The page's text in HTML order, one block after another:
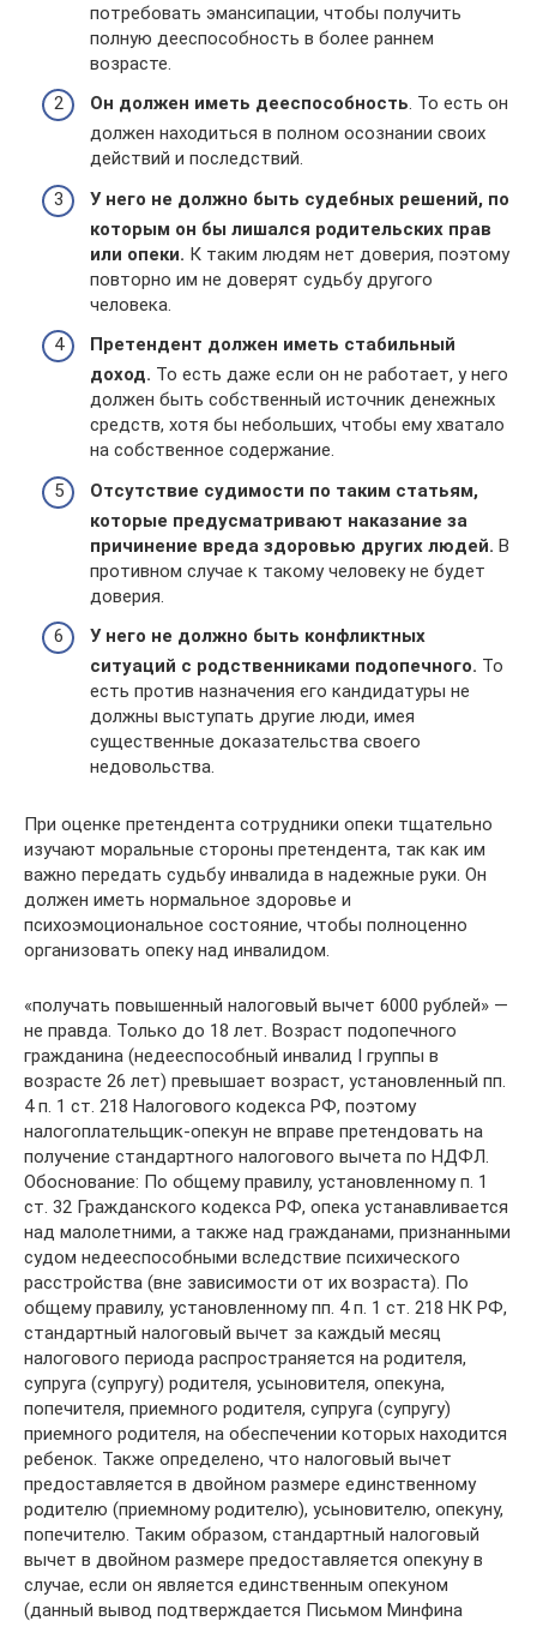
потребовать эмансипации, чтобы получить
полную дееспособность в более раннем
возрасте.
Он должен иметь дееспособность. То есть он
должен находиться в полном осознании своих
действий и последствий.
У него не должно быть судебных решений, по
которым он бы лишался родительских прав
или опеки. К таким людям нет доверия, поэтому
повторно им не доверят судьбу другого
человека.
Претендент должен иметь стабильный
доход. То есть даже если он не работает, у него
должен быть собственный источник денежных
средств, хотя бы небольших, чтобы ему хватало
на собственное содержание.
Отсутствие судимости по таким статьям,
которые предусматривают наказание за
причинение вреда здоровью других людей. В
противном случае к такому человеку не будет
доверия.
У него не должно быть конфликтных
ситуаций с родственниками подопечного. То
есть против назначения его кандидатуры не
должны выступать другие люди, имея
существенные доказательства своего
недовольства.
При оценке претендента сотрудники опеки тщательно
изучают моральные стороны претендента, так как им
важно передать судьбу инвалида в надежные руки. Он
должен иметь нормальное здоровье и
психоэмоциональное состояние, чтобы полноценно
организовать опеку над инвалидом.
«получать повышенный налоговый вычет 6000 рублей» —
не правда. Только до 18 лет. Возраст подопечного
гражданина (недееспособный инвалид I группы в
возрасте 26 лет) превышает возраст, установленный пп.
4 п. 1 ст. 218 Налогового кодекса РФ, поэтому
налогоплательщик-опекун не вправе претендовать на
получение стандартного налогового вычета по НДФЛ.
Обоснование: По общему правилу, установленному п. 1
ст. 32 Гражданского кодекса РФ, опека устанавливается
над малолетними, а также над гражданами, признанными
судом недееспособными вследствие психического
расстройства (вне зависимости от их возраста). По
общему правилу, установленному пп. 4 п. 1 ст. 218 НК РФ,
стандартный налоговый вычет за каждый месяц
налогового периода распространяется на родителя,
супруга (супругу) родителя, усыновителя, опекуна,
попечителя, приемного родителя, супруга (супругу)
приемного родителя, на обеспечении которых находится
ребенок. Также определено, что налоговый вычет
предоставляется в двойном размере единственному
родителю (приемному родителю), усыновителю, опекуну,
попечителю. Таким образом, стандартный налоговый
вычет в двойном размере предоставляется опекуну в
случае, если он является единственным опекуном
(данный вывод подтверждается Письмом Минфина